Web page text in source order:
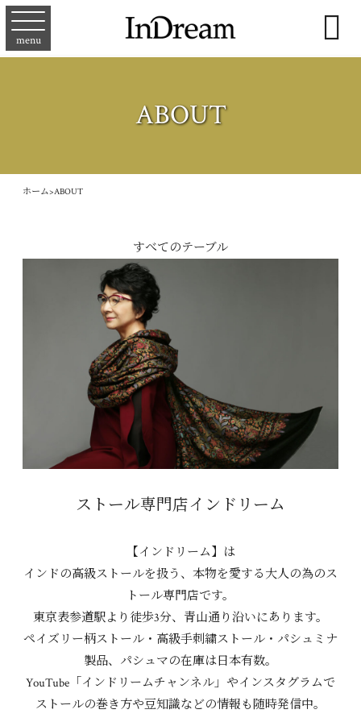
menu 
ABOUT
ホーム>ABOUT
すべてのテーブル
ストール専門店インドリーム
【インドリーム】は
インドの高級ストールを扱う、本物を愛する大人の為のス
トール専門店です。
東京表参道駅より徒歩3分、青山通り沿いにあります。
ペイズリー柄ストール・高級手刺繍ストール・パシュミナ
製品、パシュマの在庫は日本有数。
YouTube「インドリームチャンネル」やインスタグラムで
ストールの巻き方や豆知識などの情報も随時発信中。